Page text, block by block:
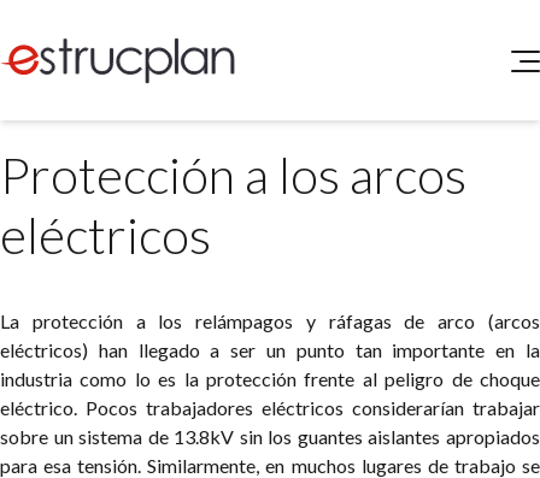
SERVICIOS
Medio Ambiente
INGRESAR
Buscador de Legislación
Matriz Premium
Matriz Profesional
Protección a los arcos
eléctricos
La protección a los relámpagos y ráfagas de arco (arcos
eléctricos) han llegado a ser un punto tan importante en la
industria como lo es la protección frente al peligro de choque
eléctrico. Pocos trabajadores eléctricos considerarían trabajar
sobre un sistema de 13.8kV sin los guantes aislantes apropiados
para esa tensión. Similarmente, en muchos lugares de trabajo se